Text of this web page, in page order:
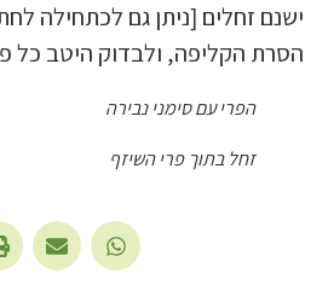
ישנם זחלים [ניתן גם לכתחילה
הסרת הקליפה, ולבדוק היטב כל
הפרי עם סימני נבירה
זחל בתוך פרי השיזף